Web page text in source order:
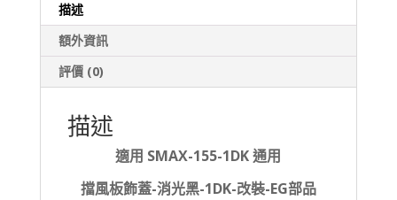
描述
額外資訊
評價 (0)
描述
適用 SMAX-155-1DK 通用
擋風板飾蓋-消光黑-1DK-改裝-EG部品